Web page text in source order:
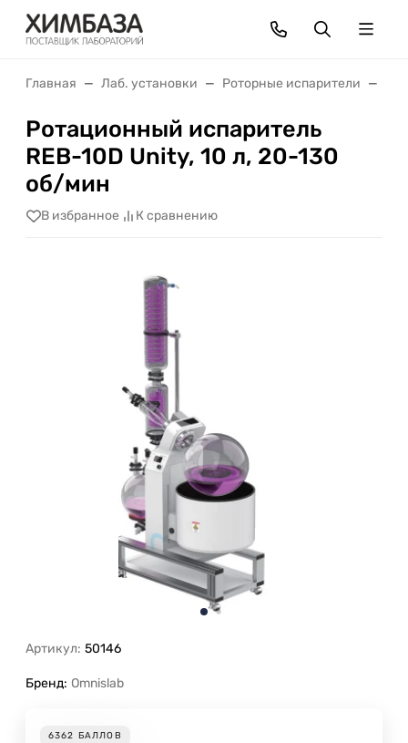
Главная Лаб. установки Роторные испарители
Ротационный испаритель
REB-10D Unity, 10 л, 20-130
об/мин
В избранное К сравнению
Артикул: 50146
Бренд: Omnislab
6362 БАЛЛОВ